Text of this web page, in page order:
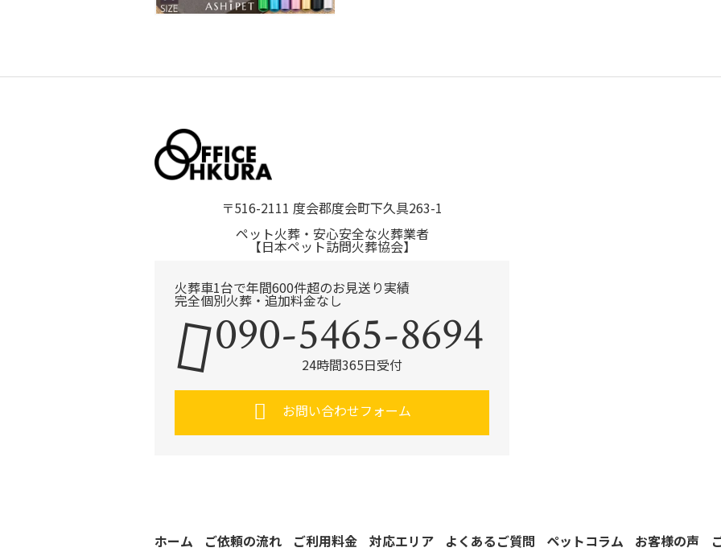
〒516-2111 度会郡度会町下久具263-1
ペット火葬・安心安全な火葬業者
【日本ペット訪問火葬協会】
火葬車1台で年間600件超のお見送り実績
完全個別火葬・追加料金なし
090-5465-8694
24時間365日受付
お問い合わせフォーム
ホーム ご依頼の流れ ご利用料金 対応エリア よくあるご質問 ペットコラム お客様の声